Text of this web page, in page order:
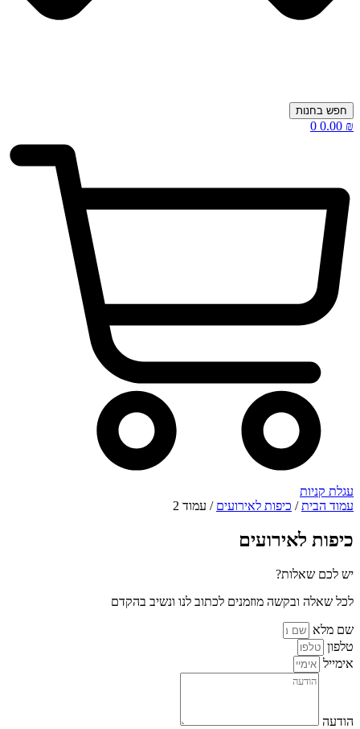
חפש בחנות
0.00 ₪
0
עגלת קניות
עמוד הבית/ כיפות לאירועים / עמוד 2
כיפות לאירועים
יש לכם שאלות?
לכל שאלה ובקשה מוזמנים לכתוב לנו ונשיב בהקדם
שם מלא
טלפון
אימייל
הודעה